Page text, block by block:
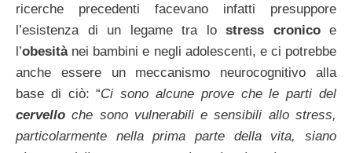
ricerche precedenti facevano infatti presuppore
l’esistenza di un legame tra lo stress cronicoe
l’obesitànei bambini e negli adolescenti, e ci potrebbe
anche essere un meccanismo neurocognitivo alla
base di ciò: “Ci sono alcune prove che le parti del
cervello che sono vulnerabili e sensibili allo stress,
particolarmente nella prima parte della vita, siano